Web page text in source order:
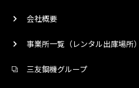
会社概要
事業所一覧（レンタル出庫場所）
三友鋼機グループ